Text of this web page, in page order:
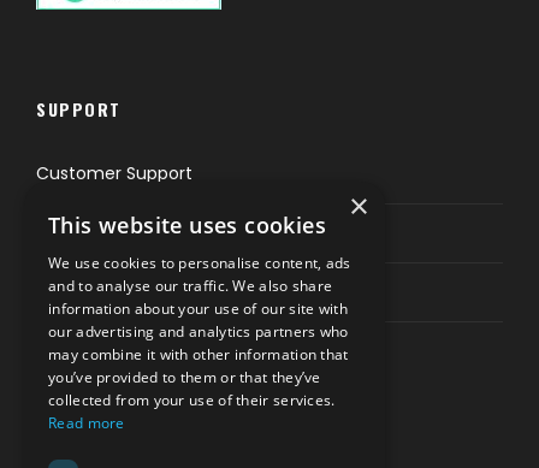
SUPPORT
Customer Support
Privacy & Policy
Contact Channels
PAY SAFELY WITH US
×
This website uses cookies
We use cookies to personalise content, ads
and to analyse our traffic. We also share
information about your use of our site with
our advertising and analytics partners who
may combine it with other information that
you’ve provided to them or that they’ve
collected from your use of their services.
Read more